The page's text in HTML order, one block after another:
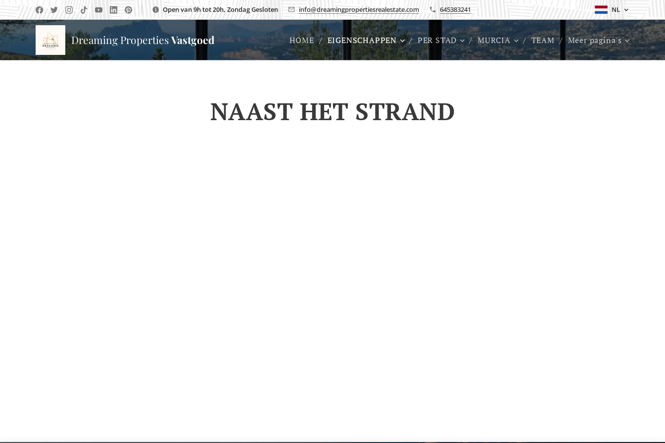
Open van 9h tot 20h, Zondag Gesloten info@dreamingpropertiesrealestate.com 645383241 NL
Dreaming PropertiesVastgoed HOME EIGENSCHAPPEN PER STAD MURCIA TEAM Meer pagina's
NAAST HET STRAND